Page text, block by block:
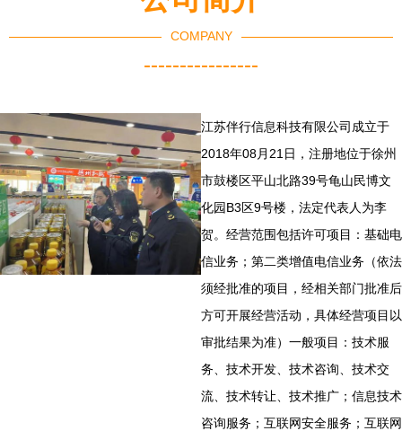
COMPANY
----------------
江苏伴行信息科技有限公司成立于
2018年08月21日，注册地位于徐州
市鼓楼区平山北路39号龟山民博文
化园B3区9号楼，法定代表人为李
贺。经营范围包括许可项目：基础电
信业务；第二类增值电信业务（依法
须经批准的项目，经相关部门批准后
方可开展经营活动，具体经营项目以
审批结果为准）一般项目：技术服
务、技术开发、技术咨询、技术交
流、技术转让、技术推广；信息技术
咨询服务；互联网安全服务；互联网